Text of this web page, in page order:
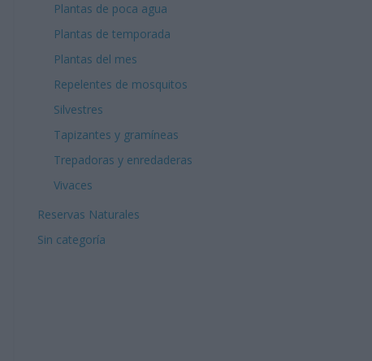
Plantas de poca agua
Plantas de temporada
Plantas del mes
Repelentes de mosquitos
Silvestres
Tapizantes y gramíneas
Trepadoras y enredaderas
Vivaces
Reservas Naturales
Sin categoría